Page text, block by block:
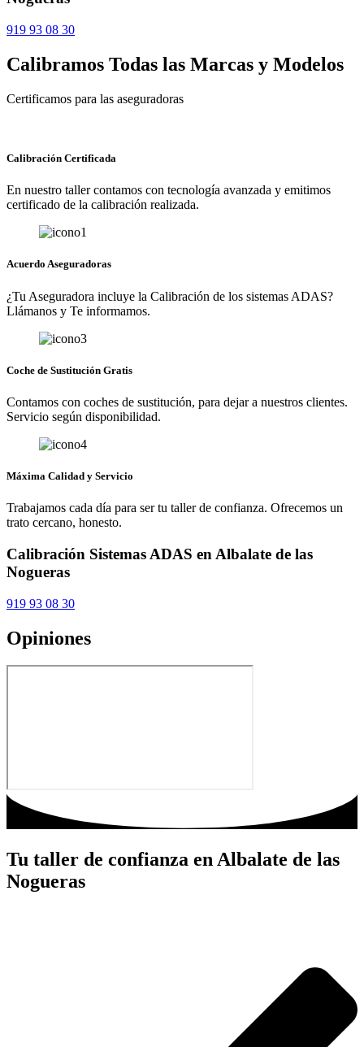
919 93 08 30
Calibramos Todas las Marcas y Modelos
Certificamos para las aseguradoras
Calibración Certificada
En nuestro taller contamos con tecnología avanzada y emitimos
certificado de la calibración realizada.
Acuerdo Aseguradoras
¿Tu Aseguradora incluye la Calibración de los sistemas ADAS?
Llámanos y Te informamos.
Coche de Sustitución Gratis
Contamos con coches de sustitución, para dejar a nuestros clientes.
Servicio según disponibilidad.
Máxima Calidad y Servicio
Trabajamos cada día para ser tu taller de confianza. Ofrecemos un
trato cercano, honesto.
Calibración Sistemas ADAS en Albalate de las
Nogueras
919 93 08 30
Opiniones
Tu taller de confianza en Albalate de las
Nogueras